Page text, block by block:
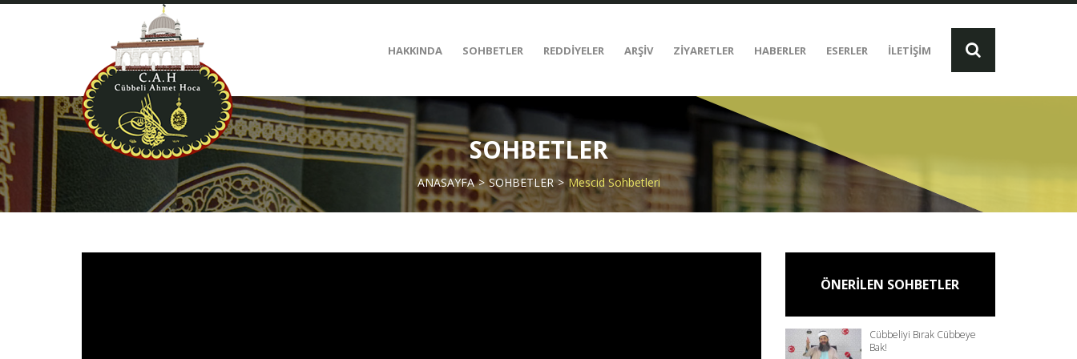
HAKKINDA SOHBETLER REDDİYELER ARŞİV ZİYARETLER HABERLER ESERLER İLETİŞİM
SOHBETLER
ANASAYFA SOHBETLER Mescid Sohbetleri
ÖNERİLEN SOHBETLER
Cübbeliyi Bırak Cübbeye
Bak!